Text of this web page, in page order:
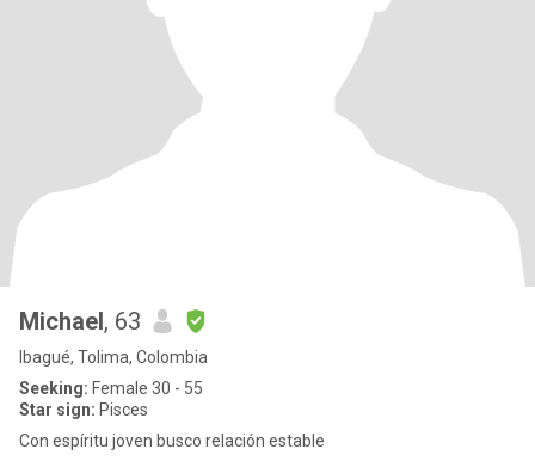
Michael, 63
Ibagué, Tolima, Colombia
Seeking: Female 30 - 55
Star sign: Pisces
Con espíritu joven busco relación estable